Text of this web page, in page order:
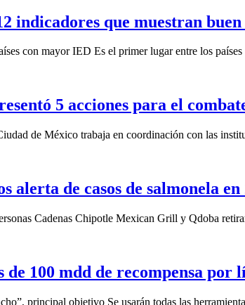
indicadores que muestran
con mayor IED Es el primer lugar entre los países
5 acciones para el
de México trabaja en coordinación con las
alerta de casos de salmonela
Cadenas Chipotle Mexican Grill y Qdoba
de 100 mdd de recompensa por
principal objetivo Se usarán todas las